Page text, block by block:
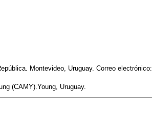
Montevideo, Uruguay. Correo electrónico:
(CAMY).Young, Uruguay.